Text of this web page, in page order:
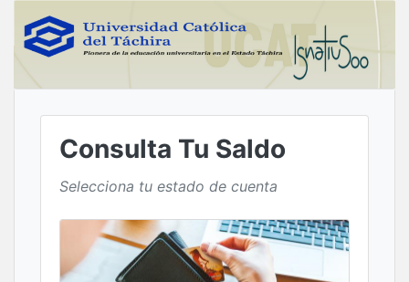
Consulta Tu Saldo
Selecciona tu estado de cuenta